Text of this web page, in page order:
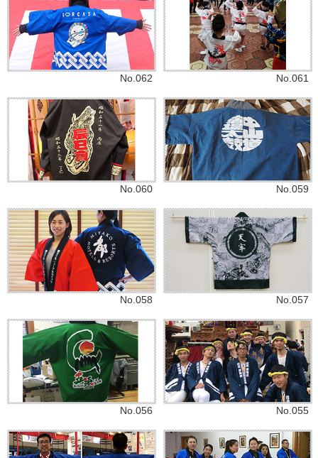
No.062 No.061
No.060 No.059
No.058 No.057
No.056 No.055